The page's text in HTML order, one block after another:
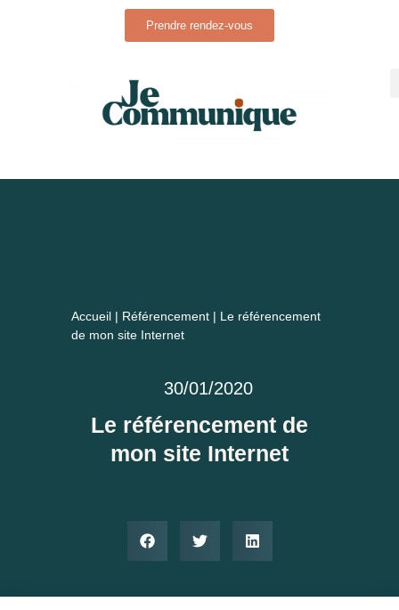
Prendre rendez-vous
Accueil | Référencement | Le référencement
de mon site Internet
30/01/2020
Le référencement de
mon site Internet